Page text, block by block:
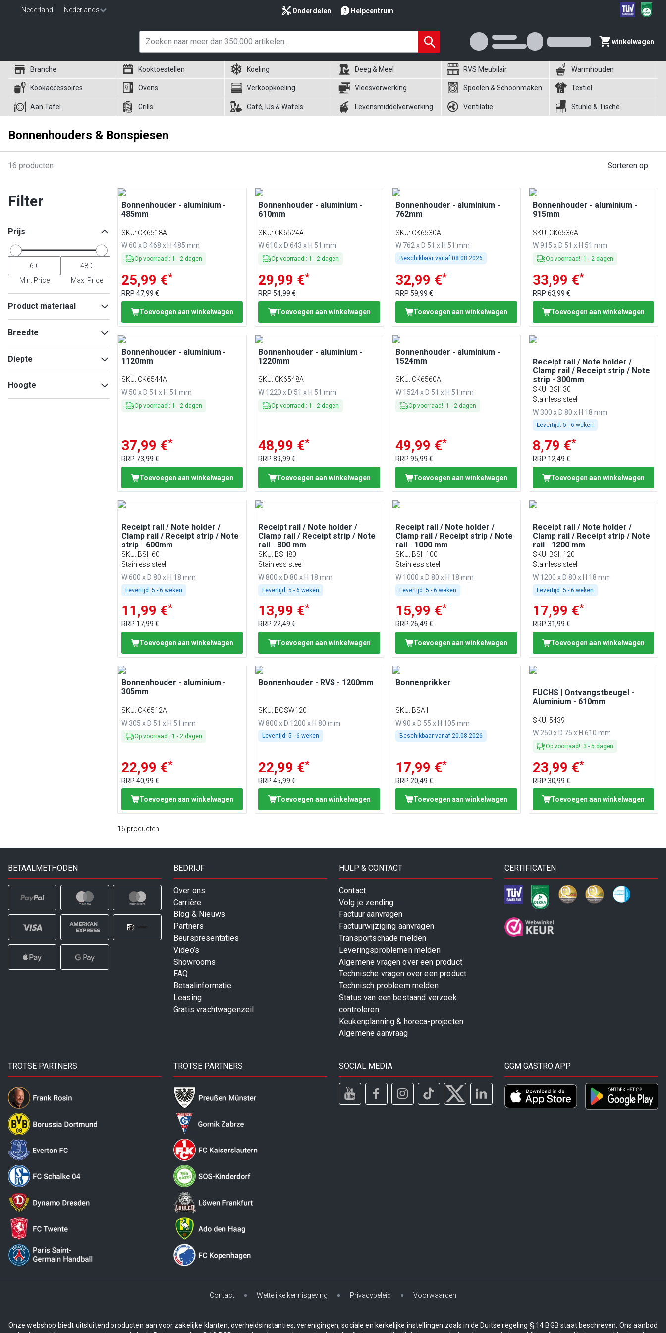
Nederland Nederlands Onderdelen Helpcentrum
winkelwagen
Branche Kooktoestellen Koeling Deeg & Meel RVS Meubilair Warmhouden
Kookaccessoires Ovens Verkoopkoeling Vleesverwerking Spoelen & Schoonmaken Textiel
Aan Tafel Grills Café, IJs & Wafels Levensmiddelverwerking Ventilatie Stühle & Tische
Bonnenhouders & Bonspiesen
16 producten Sorteren op
Filter
Prijs
Min. Price Max. Price
Product materiaal
Roestvrij staal
Breedte
Min
Diepte
Hoogte
Bonnenhouder - aluminium -
485mm
SKU: CK6518A
W 60 x D 468 x H 485 mm
Op voorraad!: 1 - 2 dagen
25,99 €*
RRP 47,99 €
Toevoegen aan winkelwagen
Bonnenhouder - aluminium -
610mm
SKU: CK6524A
W 610 x D 643 x H 51 mm
Op voorraad!: 1 - 2 dagen
29,99 €*
RRP 54,99 €
Toevoegen aan winkelwagen
Bonnenhouder - aluminium -
762mm
SKU: CK6530A
W 762 x D 51 x H 51 mm
Beschikbaar vanaf08.08.2026
32,99 €*
RRP 59,99 €
Toevoegen aan winkelwagen
Bonnenhouder - aluminium -
915mm
SKU: CK6536A
W 915 x D 51 x H 51 mm
Op voorraad!: 1 - 2 dagen
33,99 €*
RRP 63,99 €
Toevoegen aan winkelwagen
Bonnenhouder - aluminium -
1120mm
SKU: CK6544A
W 50 x D 51 x H 51 mm
Op voorraad!: 1 - 2 dagen
37,99 €*
RRP 73,99 €
Toevoegen aan winkelwagen
Bonnenhouder - aluminium -
1220mm
SKU: CK6548A
W 1220 x D 51 x H 51 mm
Op voorraad!: 1 - 2 dagen
48,99 €*
RRP89,99 €
Toevoegen aan winkelwagen
Bonnenhouder - aluminium -
1524mm
SKU: CK6560A
W 1524 x D 51 x H 51 mm
Op voorraad!: 1 - 2 dagen
49,99 €*
RRP95,99 €
Toevoegen aan winkelwagen
Receipt rail / Note holder /
Clamp rail / Receipt strip / Note
strip - 300mm
SKU: BSH30
Stainless steel
W 300 x D 80 x H 18 mm
Levertijd: 5 - 6 weken
8,79 €*
RRP 12,49 €
Toevoegen aan winkelwagen
Receipt rail / Note holder /
Clamp rail / Receipt strip / Note
strip - 600mm
SKU: BSH60
Stainless steel
W 600 x D 80 x H 18 mm
Levertijd: 5 - 6 weken
11,99 €*
RRP 17,99 €
Toevoegen aan winkelwagen
Receipt rail / Note holder /
Clamp rail / Receipt strip / Note
rail - 800 mm
SKU: BSH80
Stainless steel
W 800 x D 80 x H 18 mm
Levertijd: 5 - 6 weken
13,99 €*
RRP22,49 €
Toevoegen aan winkelwagen
Receipt rail / Note holder /
Clamp rail / Receipt strip / Note
rail - 1000 mm
SKU: BSH100
Stainless steel
W 1000 x D 80 x H 18 mm
Levertijd: 5 - 6 weken
15,99 €*
RRP26,49 €
Toevoegen aan winkelwagen
Receipt rail / Note holder /
Clamp rail / Receipt strip / Note
rail - 1200 mm
SKU: BSH120
Stainless steel
W 1200 x D 80 x H 18 mm
Levertijd: 5 - 6 weken
17,99 €*
RRP 31,99 €
Toevoegen aan winkelwagen
Bonnenhouder - aluminium -
305mm
SKU: CK6512A
W 305 x D 51 x H 51 mm
Op voorraad!: 1 - 2 dagen
22,99 €*
RRP 40,99 €
Toevoegen aan winkelwagen
Bonnenhouder - RVS - 1200mm
SKU: BOSW120
W 800 x D 1200 x H 80 mm
Levertijd: 5 - 6 weken
22,99 €*
RRP45,99 €
Toevoegen aan winkelwagen
Bonnenprikker
SKU: BSA1
W 90 x D 55 x H 105 mm
Beschikbaar vanaf 20.08.2026
17,99 €*
RRP20,49 €
Toevoegen aan winkelwagen
FUCHS | Ontvangstbeugel -
Aluminium - 610mm
SKU: 5439
W 250 x D 75 x H 610 mm
Op voorraad!: 3 - 5 dagen
23,99 €*
RRP 30,99 €
Toevoegen aan winkelwagen
16 producten
BETAALMETHODEN BEDRIJF
Over ons
Carrière
Blog & Nieuws
Partners
Beurspresentaties
Video’s
Showrooms
FAQ
Betaalinformatie
Leasing
Gratis vrachtwagenzeil
HULP & CONTACT
Contact
Volg je zending
Factuur aanvragen
Factuurwijziging aanvragen
Transportschade melden
Leveringsproblemen melden
Algemene vragen over een product
Technische vragen over een product
Technisch probleem melden
Status van een bestaand verzoek
controleren
Keukenplanning & horeca-projecten
Algemene aanvraag
CERTIFICATEN
TROTSE PARTNERS TROTSE PARTNERS SOCIAL MEDIA GGM GASTRO APP
Contact Wettelijke kennisgeving Privacybeleid Voorwaarden
Onze webshop biedt uitsluitend producten aan voor zakelijke klanten, overheidsinstanties, verenigingen, sociale en kerkelijke instellingen zoals in de Duitse regeling § 14 BGB staat beschreven. Ons aanbod